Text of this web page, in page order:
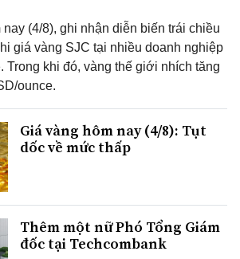
nay (4/8), ghi nhận diễn biến trái chiều
giá vàng SJC tại nhiều doanh nghiệp
Trong khi đó, vàng thế giới nhích tăng
ounce.
Giá vàng hôm nay (4/8): Tụt
dốc về mức thấp
Thêm một nữ Phó Tổng Giám
đốc tại Techcombank